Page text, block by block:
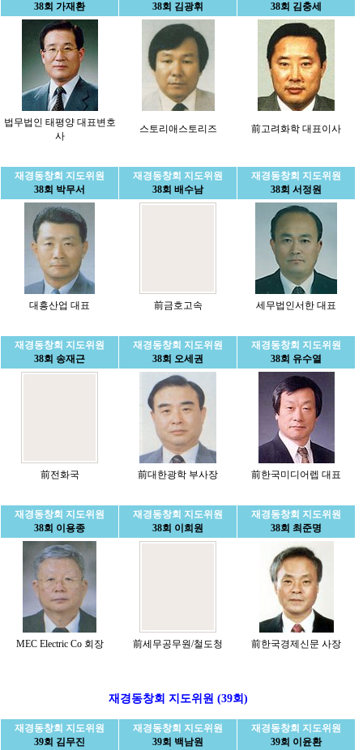
38회 가재환
38회 김광휘
38회 김충세
법무법인 태평양 대표변호
사
스토리애스토리즈 前고려화학 대표이사
재경동창회 지도위원
38회 박무서
재경동창회 지도위원
38회 배수남
재경동창회 지도위원
38회 서정원
대흥산업 대표 前금호고속 세무법인서한 대표
재경동창회 지도위원
38회 송재근
재경동창회 지도위원
38회 오세권
재경동창회 지도위원
38회 유수열
前전화국 前대한광학 부사장 前한국미디어렙 대표
재경동창회 지도위원
38회 이용종
재경동창회 지도위원
38회 이희원
재경동창회 지도위원
38회 최준명
MEC Electric Co 회장 前세무공무원/철도청 前한국경제신문 사장
재경동창회 지도위원 (39회)
재경동창회 지도위원
39회 김무진
재경동창회 지도위원
39회 백남원
재경동창회 지도위원
39회 이윤환